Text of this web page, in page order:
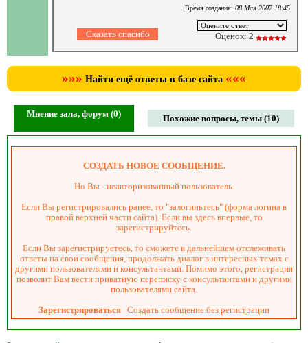
Время создания: 08 Мая 2007 18:45
Оценок: 2
»»» Найти ещё ответы в базе сайта «««
Мнение зала, форум (0) Похожие вопросы, темы (10)
СОЗДАТЬ НОВОЕ СООБЩЕНИЕ.
Но Вы - неавторизованный пользователь.
Если Вы регистрировались ранее, то "залогиньтесь" (форма логина в
правой верхней части сайта). Если вы здесь впервые, то
зарегистрируйтесь.
Если Вы зарегистрируетесь, то сможете в дальнейшем отслеживать
ответы на свои сообщения, продолжать диалог в интересных темах с
другими пользователями и консультантами. Помимо этого, регистрация
позволит Вам вести приватную переписку с консультантами и другими
пользователями сайта.
Зарегистрироваться Создать сообщение без регистрации